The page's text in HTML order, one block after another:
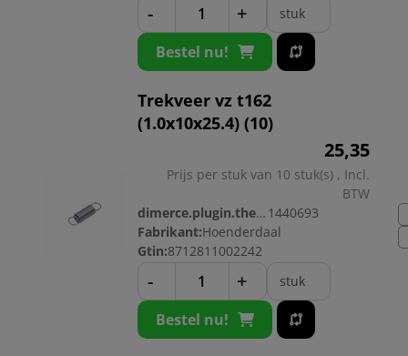
- + stuk
Bestel nu!
Trekveer vz t162
(1.0x10x25.4) (10)
25,35
Prijs per stuk van 10 stuk(s) , Incl.
BTW
dimerce.plugin.theme.productnr: 1440693
Fabrikant:Hoenderdaal
Gtin:8712811002242
- + stuk
Bestel nu!